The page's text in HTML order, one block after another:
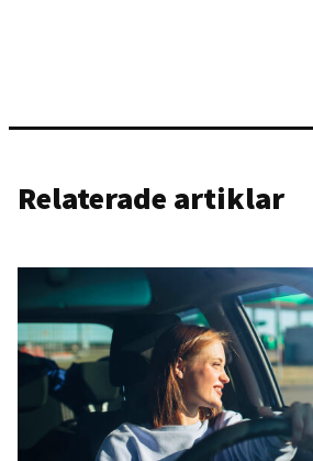
Relaterade artiklar